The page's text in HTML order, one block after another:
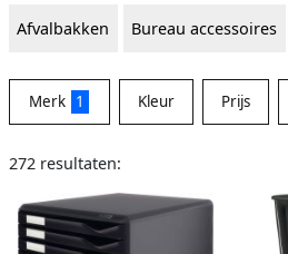
Afvalbakken Bureau accessoires
Merk 1 Kleur Prijs
272 resultaten: